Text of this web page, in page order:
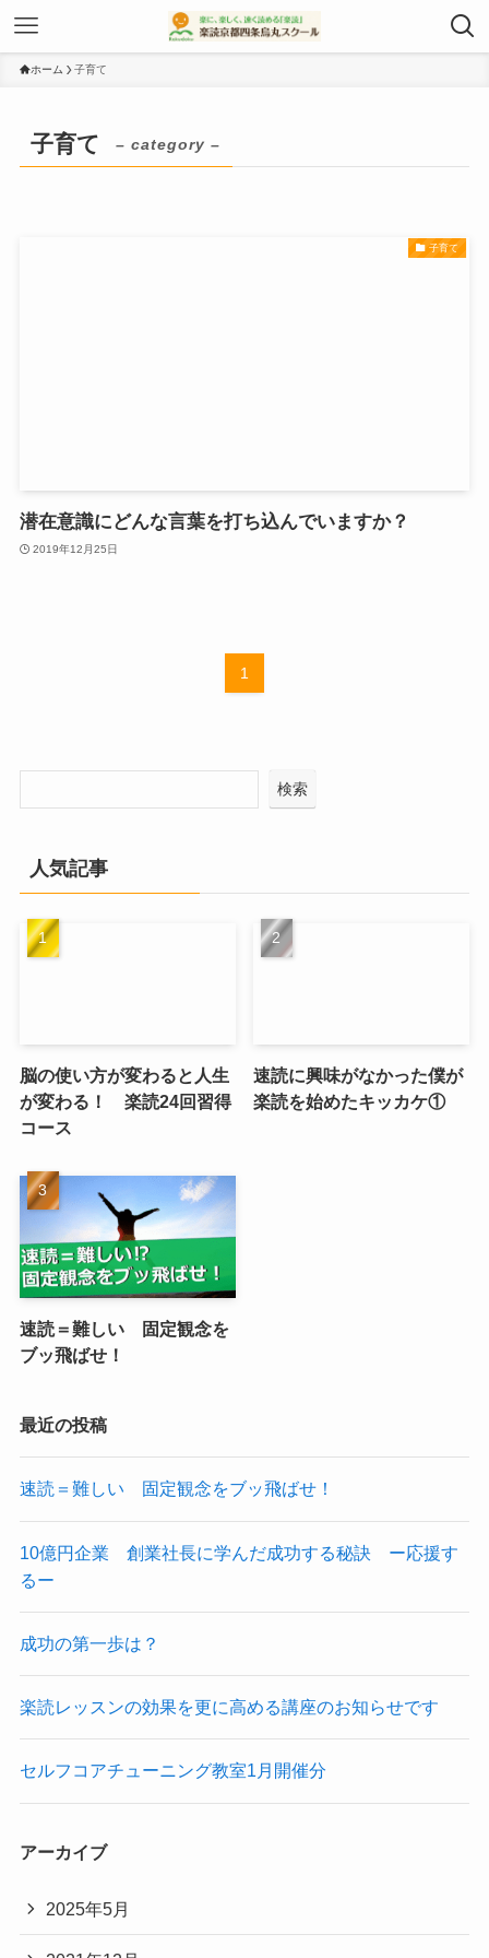
ホーム 子育て
子育て – category –
子育て
潜在意識にどんな言葉を打ち込んでいますか？
2019年12月25日
1
検索
人気記事
脳の使い方が変わると人生
が変わる！ 楽読24回習得
コース
速読に興味がなかった僕が
楽読を始めたキッカケ①
速読＝難しい 固定観念を
ブッ飛ばせ！
最近の投稿
速読＝難しい 固定観念をブッ飛ばせ！
10億円企業 創業社長に学んだ成功する秘訣 ー応援す
るー
成功の第一歩は？
楽読レッスンの効果を更に高める講座のお知らせです
セルフコアチューニング教室1月開催分
アーカイブ
2025年5月